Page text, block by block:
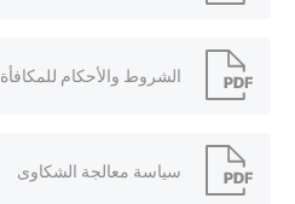
الشروط والأحكام للمكافأة
سياسة معالجة الشكاوى